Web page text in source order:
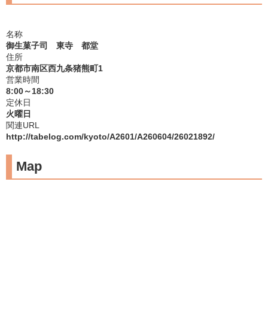
名称
御生菓子司 東寺 都堂
住所
京都市南区西九条猪熊町1
営業時間
8:00～18:30
定休日
火曜日
関連URL
http://tabelog.com/kyoto/A2601/A260604/26021892/
Map